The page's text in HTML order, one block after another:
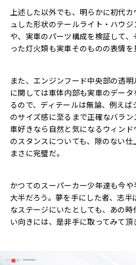
上述した以外でも、明らかに初代
ュした形状のテールライト・ハウ
や、実車のパーツ構成を検証して
った灯火類も実車そのものの表情を
また、エンジンフード中央部の透
に関しては車体内部も実車のデー
るので、ディテールは無論、例え
のサイズ感に至るまで正確なバラン
車好きなら自然と気になるウィン
のスタンスについても、隙のない仕
まさに完璧だ。
かつてのスーパーカー少年達も今
大半だろう。夢を手にした者、志
なステージにいたとしても、あの
い向きには、是非手に取ってみて頂